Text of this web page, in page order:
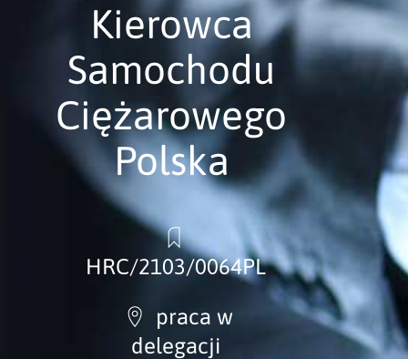
Kierowca
Samochodu
Ciężarowego
Polska
HRC/2103/0064PL
praca w
delegacji